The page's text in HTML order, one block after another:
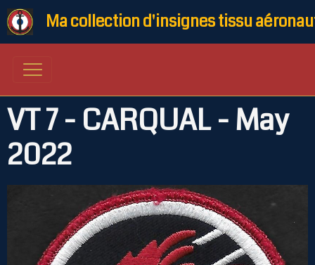
Ma collection d'insignes tissu
VT 7 - CARQUAL - May
2022